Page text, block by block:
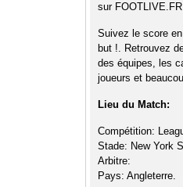
sur FOOTLIVE.FR
Suivez le score
but !. Retrouvez
des équipes, les
joueurs et
Lieu du Match:
Compétition:
Stade: New York
Arbitre:
Pays: Angleterre.